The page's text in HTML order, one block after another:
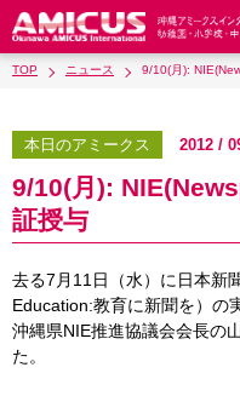
教育理念
教職員紹介
アミークス・サマースクール
学校施設紹介
沿革・概要
幼稚園
幼稚園
制服
小学校
学童クラブ
サポートランチ
中学校
放課後学習クラブ
入園・入学について
TOP ニュース 9/10(月):
本日のアミークス 2012 /
9/10(月):
証授与
去る7月11日（水）に日本新
Education:教育に新聞を）の
沖縄県NIE推進協議会会長の
た。